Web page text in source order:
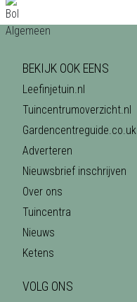
BEKIJK OOK EENS
Leefinjetuin.nl
Tuincentrumoverzicht.nl
Gardencentreguide.co.uk
Adverteren
Nieuwsbrief inschrijven
Over ons
Tuincentra
Nieuws
Ketens
VOLG ONS